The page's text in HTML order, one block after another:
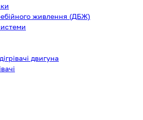
живлення (ДБЖ)
двигуна